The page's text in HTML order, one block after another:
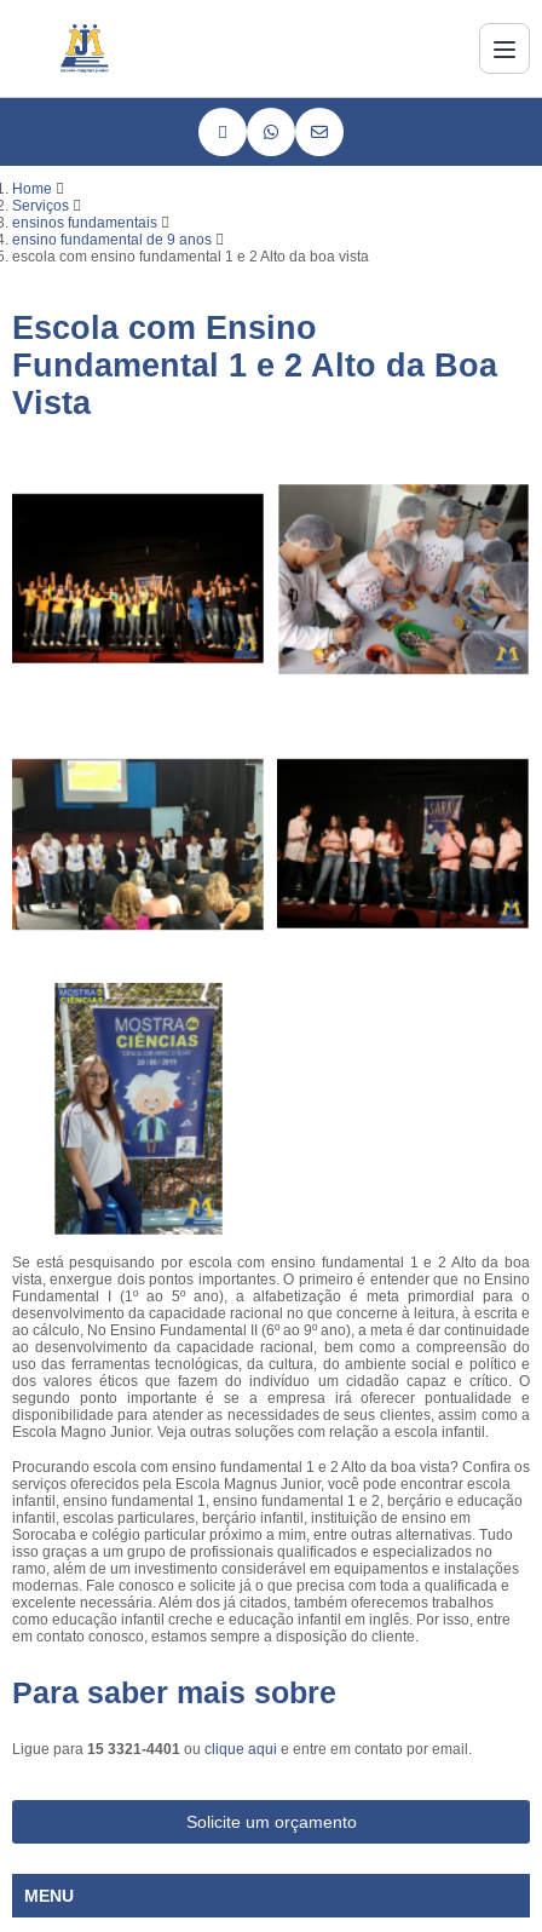
Home
Serviços
ensinos fundamentais
ensino fundamental de 9 anos
escola com ensino fundamental 1 e 2 Alto da boa vista
Escola com Ensino
Fundamental 1 e 2 Alto da Boa
Vista
Se está pesquisando por escola com ensino fundamental 1 e 2 Alto da boa
vista, enxergue dois pontos importantes. O primeiro é entender que no Ensino
Fundamental I (1º ao 5º ano), a alfabetização é meta primordial para o
desenvolvimento da capacidade racional no que concerne à leitura, à escrita e
ao cálculo, No Ensino Fundamental II (6º ao 9º ano), a meta é dar continuidade
ao desenvolvimento da capacidade racional, bem como a compreensão do
uso das ferramentas tecnológicas, da cultura, do ambiente social e político e
dos valores éticos que fazem do indivíduo um cidadão capaz e crítico. O
segundo ponto importante é se a empresa irá oferecer pontualidade e
disponibilidade para atender as necessidades de seus clientes, assim como a
Escola Magno Junior. Veja outras soluções com relação a escola infantil.
Procurando escola com ensino fundamental 1 e 2 Alto da boa vista? Confira os
serviços oferecidos pela Escola Magnus Junior, você pode encontrar escola
infantil, ensino fundamental 1, ensino fundamental 1 e 2, berçário e educação
infantil, escolas particulares, berçário infantil, instituição de ensino em
Sorocaba e colégio particular próximo a mim, entre outras alternativas. Tudo
isso graças a um grupo de profissionais qualificados e especializados no
ramo, além de um investimento considerável em equipamentos e instalações
modernas. Fale conosco e solicite já o que precisa com toda a qualificada e
excelente necessária. Além dos já citados, também oferecemos trabalhos
como educação infantil creche e educação infantil em inglês. Por isso, entre
em contato conosco, estamos sempre a disposição do cliente.
Para saber mais sobre
Ligue para 15 3321-4401 ou clique aqui e entre em contato por email.
Solicite um orçamento
MENU